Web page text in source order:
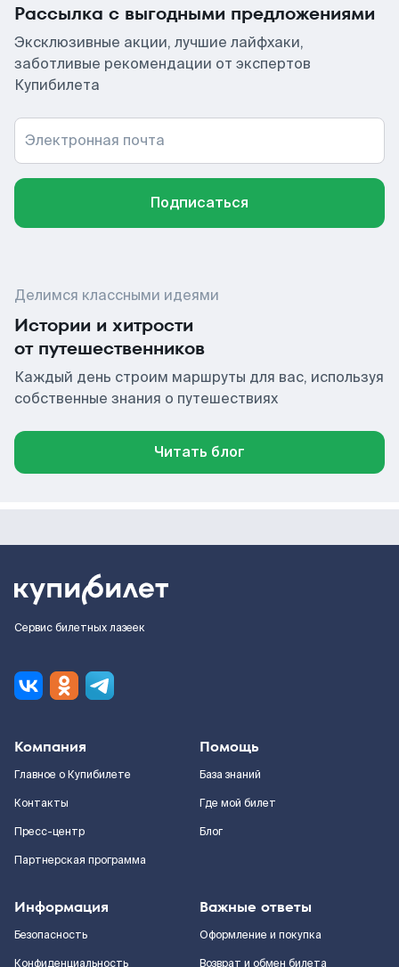
Рассылка с выгодными предложениями
Эксклюзивные акции, лучшие лайфхаки,
заботливые рекомендации от экспертов
Купибилета
Электронная почта
Подписаться
Делимся классными идеями
Истории и хитрости
от путешественников
Каждый день строим маршруты для вас, используя
собственные знания о путешествиях
Читать блог
Сервис билетных лазеек
Компания
Главное о Купибилете
Контакты
Пресс-центр
Партнерская программа
Помощь
База знаний
Где мой билет
Блог
Информация
Безопасность
Конфиденциальность
Важные ответы
Оформление и покупка
Возврат и обмен билета